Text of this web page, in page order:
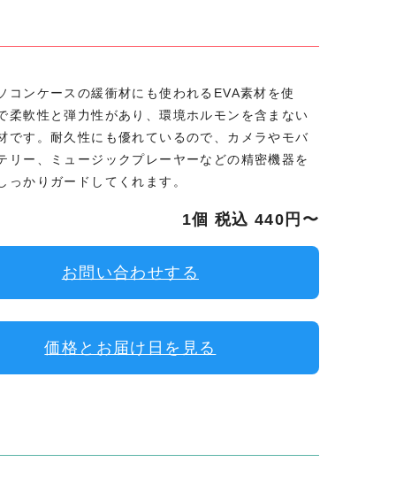
コンケースの緩衝材にも使われるEVA素材を使
柔軟性と弾力性があり、環境ホルモンを含まない
です。耐久性にも優れているので、カメラやモバ
リー、ミュージックプレーヤーなどの精密機器を
っかりガードしてくれます。
1個 税込 440円〜
お問い合わせする
価格とお届け日を見る